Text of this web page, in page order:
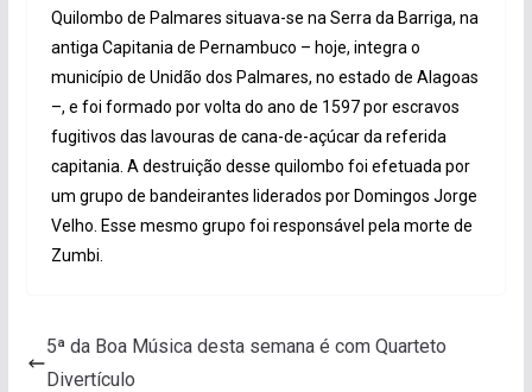
Quilombo de Palmares situava-se na Serra da Barriga, na
antiga Capitania de Pernambuco – hoje, integra o
município de Unidão dos Palmares, no estado de Alagoas
–, e foi formado por volta do ano de 1597 por escravos
fugitivos das lavouras de cana-de-açúcar da referida
capitania. A destruição desse quilombo foi efetuada por
um grupo de bandeirantes liderados por Domingos Jorge
Velho. Esse mesmo grupo foi responsável pela morte de
Zumbi.
5ª da Boa Música desta semana é com Quarteto
Divertículo